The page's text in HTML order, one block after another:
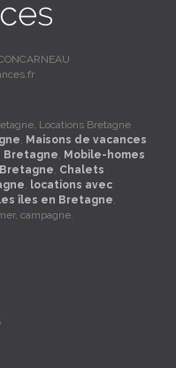
Locations Bretagne
Maisons de vacances
Bretagne Mobile-homes
Chalets
locations avec
îles en Bretagne
campagne.